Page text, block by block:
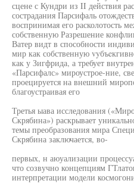
сцене с Кундри из II действия
сострадания Парсифаль
воспринимая его расколотость
собственную Разрешение
Ватер видт в способности
мир как собственную
как у Зигфрида, а требует
«Парсифалс» мироустрое-ние,
проецируется на внешний
благоустраивая его
Третья ыава исследования
Скрябина») раскрывает
темы преобразования мира
Скрябина заключается, во-
первых, н аюуализации
что созвучно концепциям
интерпретации модели